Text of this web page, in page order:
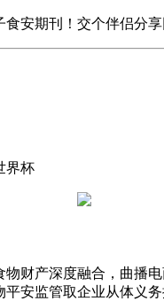
食安期刊！交个伴侣分享
界杯
财产深度融合，曲播电
安监管取企业从体义务